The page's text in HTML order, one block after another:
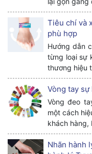
Tiêu chí và
phù hợp
Hướng dẫn
từng loại sự
thương hiệu
Vòng tay
Vòng đeo
một cách
khách hàng,
Nhãn hành